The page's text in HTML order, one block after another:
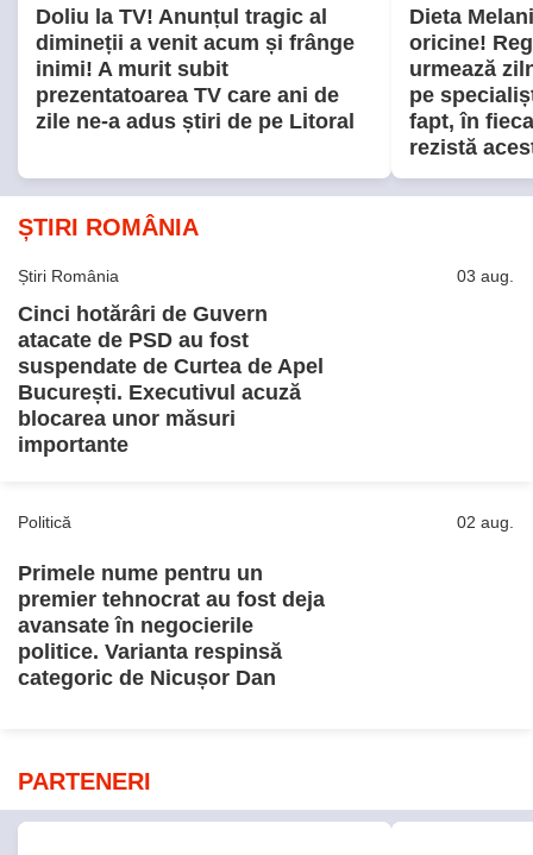
Doliu la TV! Anunțul tragic al
dimineții a venit acum și frânge
inimi! A murit subit
prezentatoarea TV care ani de
zile ne-a adus știri de pe Litoral
Dieta
oricine!
urmează
pe
fapt, în
rezistă
ȘTIRI ROMÂNIA
Știri România 03 aug.
Cinci hotărâri de Guvern
atacate de PSD au fost
suspendate de Curtea de Apel
București. Executivul acuză
blocarea unor măsuri
importante
Politică 02 aug.
Primele nume pentru un
premier tehnocrat au fost deja
avansate în negocierile
politice. Varianta respinsă
categoric de Nicușor Dan
PARTENERI